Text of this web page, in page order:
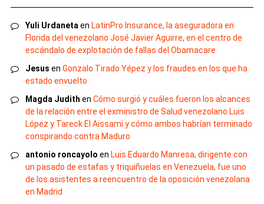
Yuli Urdaneta en LatinPro Insurance, la aseguradora en
Florida del venezolano José Javier Aguirre, en el centro de
escándalo de explotación de fallas del Obamacare
Jesus en Gonzalo Tirado Yépez y los fraudes en los que ha
estado envuelto
Magda Judith en Cómo surgió y cuáles fueron los alcances
de la relación entre el exministro de Salud venezolano Luis
López y Tareck El Aissami y cómo ambos habrían terminado
conspirando contra Maduro
antonio roncayolo en Luis Eduardo Manresa, dirigente con
un pasado de estafas y triquiñuelas en Venezuela, fue uno
de los asistentes a reencuentro de la oposición venezolana
en Madrid